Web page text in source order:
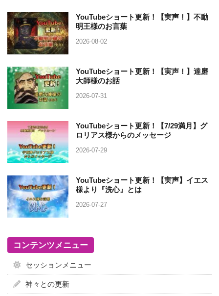
YouTubeショート更新！【実声！】不動
明王様のお言葉
2026-08-02
YouTubeショート更新！【実声！】達磨
大師様のお話
2026-07-31
YouTubeショート更新！【7/29満月】グ
ロリアス様からのメッセージ
2026-07-29
YouTubeショート更新！【実声】イエス
様より『洗心』とは
2026-07-27
コンテンツメニュー
セッションメニュー
神々との更新